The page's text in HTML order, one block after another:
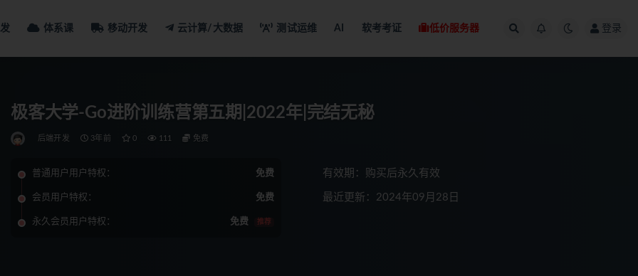
体系课 移动开发 云计算/大数据 测试运维 AI 软考考证 低价服务器 登录
极客大学-Go进阶训练营第五期|2022年|完结无秘
后端开发 3年前 0 111 免费
普通用户用户特权： 免费
会员用户特权： 免费
永久会员用户特权： 免费 推荐
有效期：购买后永久有效
最近更新：2024年09月28日